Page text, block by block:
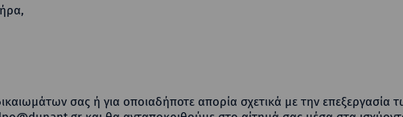
σας ή για οποιαδήποτε απορία σχετικά με την επεξεργασία